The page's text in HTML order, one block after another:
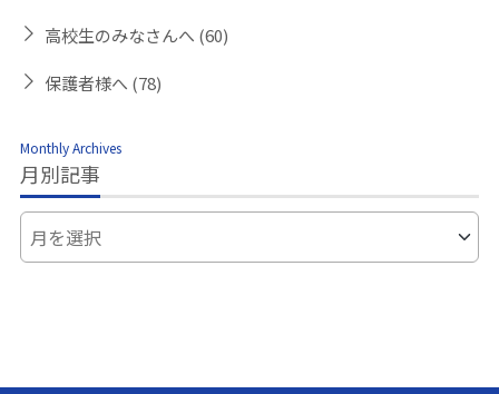
高校生のみなさんへ (60)
保護者様へ (78)
Monthly Archives
月別記事